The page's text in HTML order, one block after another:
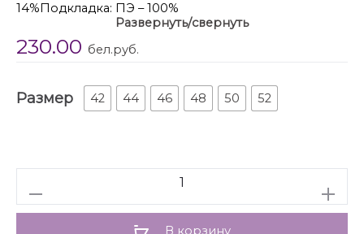
14%Подкладка: ПЭ – 100%
Жакет выполнен из костюмной ткани.
Жакет Х-образного силуэта, длиной ниже линии
бортовая застежка на пуговицы. Воротник
пиджачного типа. На спинке средний шов.
заднего шва шлица с застежкой на пуговицы. Жакет
на притачной по низу подкладке.
Длина жакета: р. 42-46 – 76 см, р.48-52 – 77,5 см.
Длина рукава: р. 42-46 – 64 см, р.48-52 – 65 см.
Развернуть/свернуть
230.00 бел.руб.
Размер 42 44 46 48 50 52
В корзину